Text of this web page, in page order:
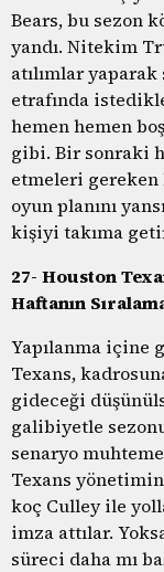
Bears, bu sezon
yandı. Nitekim
atılımlar
etrafında
hemen hemen
gibi. Bir sonraki
etmeleri gereken
oyun planını
kişiyi takıma
27- Houston
Haftanın
Yapılanma içine
Texans,
gideceği
galibiyetle
senaryo
Texans
koç Culley ile
imza attılar.
süreci daha mı